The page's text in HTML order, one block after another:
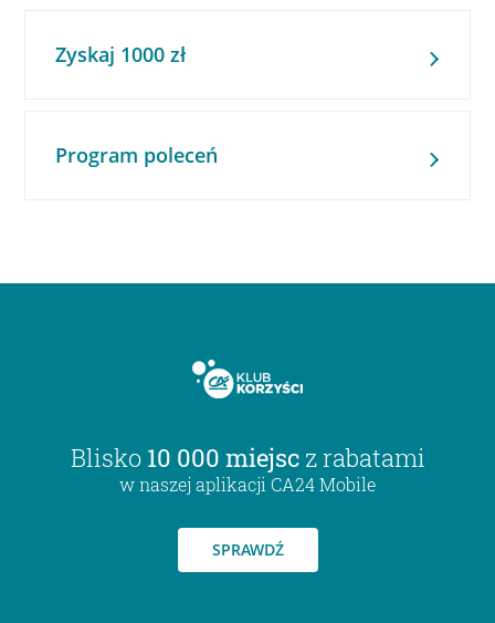
Zyskaj 1000 zł
Program poleceń
Blisko 10 000 miejsc z rabatami
w naszej aplikacji CA24 Mobile
SPRAWDŹ